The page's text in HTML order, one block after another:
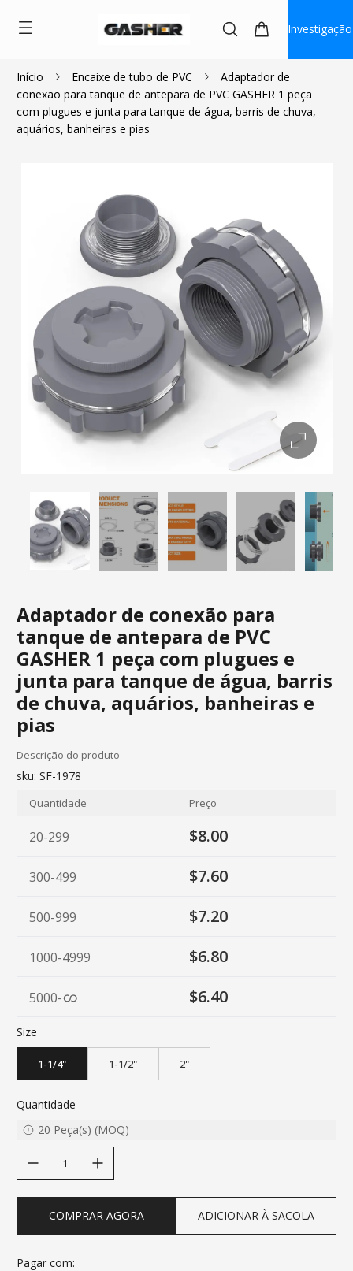
Investigação
Início Encaixe de tubo de PVC
Adaptador de
conexão para tanque de antepara de PVC GASHER 1 peça
com plugues e junta para tanque de água, barris de chuva,
aquários, banheiras e pias
Adaptador de conexão para
tanque de antepara de PVC
GASHER 1 peça com plugues e
junta para tanque de água, barris
de chuva, aquários, banheiras e
pias
$8.00
Descrição do produto
sku: SF-1978
Quantidade Preço
20-299 $8.00
300-499 $7.60
500-999 $7.20
1000-4999 $6.80
5000- $6.40
Size
1-1/4" 1-1/2" 2"
Quantidade
20 Peça(s) (MOQ)
COMPRAR AGORA ADICIONAR À SACOLA
Pagar com: